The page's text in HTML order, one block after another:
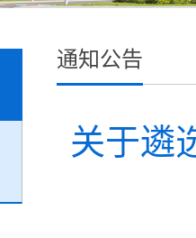
通知公告
关于遴